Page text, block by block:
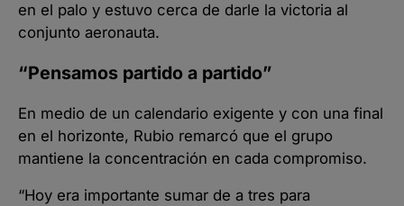
en el palo y estuvo cerca de darle la victoria al
conjunto aeronauta.
“Pensamos partido a partido”
En medio de un calendario exigente y con una final
en el horizonte, Rubio remarcó que el grupo
mantiene la concentración en cada compromiso.
“Hoy era importante sumar de a tres para